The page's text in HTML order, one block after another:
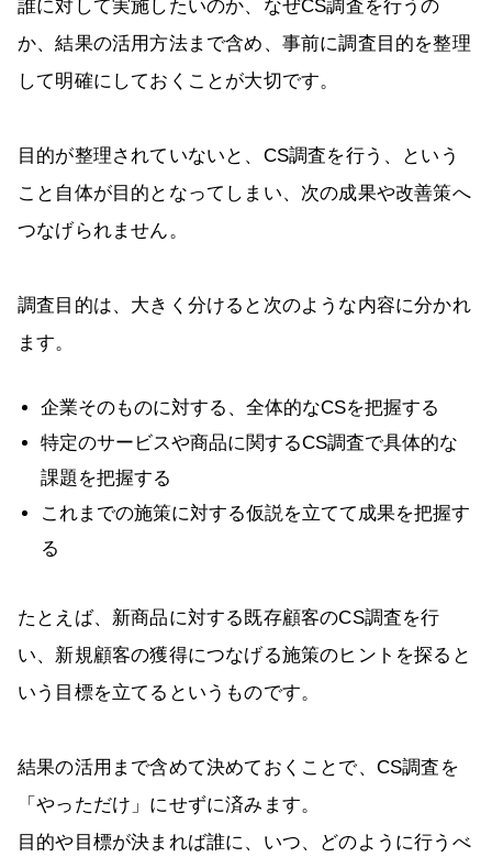
誰に対して実施したいのか、なぜCS調査を行うの
か、結果の活用方法まで含め、事前に調査目的を整理
して明確にしておくことが大切です。
目的が整理されていないと、CS調査を行う、という
こと自体が目的となってしまい、次の成果や改善策へ
つなげられません。
調査目的は、大きく分けると次のような内容に分かれ
ます。
企業そのものに対する、全体的なCSを把握する
特定のサービスや商品に関するCS調査で具体的な
課題を把握する
これまでの施策に対する仮説を立てて成果を把握す
る
たとえば、新商品に対する既存顧客のCS調査を行
い、新規顧客の獲得につなげる施策のヒントを探ると
いう目標を立てるというものです。
結果の活用まで含めて決めておくことで、CS調査を
「やっただけ」にせずに済みます。
目的や目標が決まれば誰に、いつ、どのように行うべ